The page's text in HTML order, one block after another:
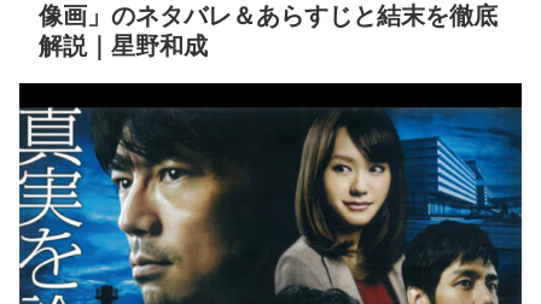
像画」のネタバレ＆あらすじと結末を徹底
解説｜星野和成